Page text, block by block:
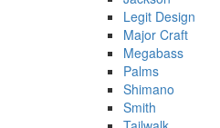
Legit Design
Major Craft
Megabass
Palms
Shimano
Smith